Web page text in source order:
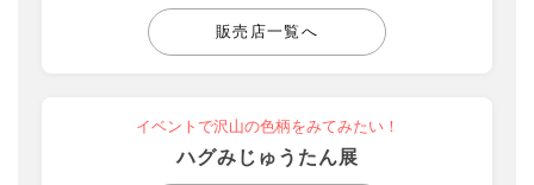
販売店一覧へ
イベントで沢山の色柄をみてみたい！
ハグみじゅうたん展